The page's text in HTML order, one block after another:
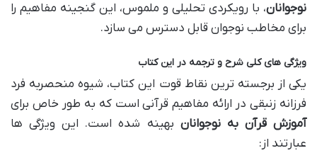
نوجوانان، با رویکردی تحلیلی و ملموس، این گنجینه مفاهیم را
برای مخاطب نوجوان قابل دسترس می سازد.
ویژگی های کلی شرح و ترجمه در این کتاب
یکی از برجسته ترین نقاط قوت این کتاب، شیوه منحصربه فرد
فرزانه زنبقی در ارائه مفاهیم قرآنی است که به طور خاص برای
آموزش قرآن به نوجوانان بهینه شده است. این ویژگی ها
عبارتند از: